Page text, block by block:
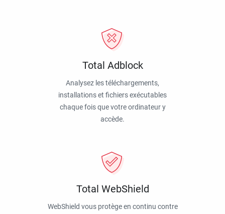
Total Adblock
Analysez les téléchargements,
installations et fichiers exécutables
chaque fois que votre ordinateur y
accède.
Total WebShield
WebShield vous protège en continu contre